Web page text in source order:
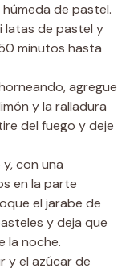
de pastel.
latas de pastel y
minutos hasta
agregue
y la ralladura
del fuego y deje
con una
en la parte
el jarabe de
y deja que
la noche.
y el azúcar de